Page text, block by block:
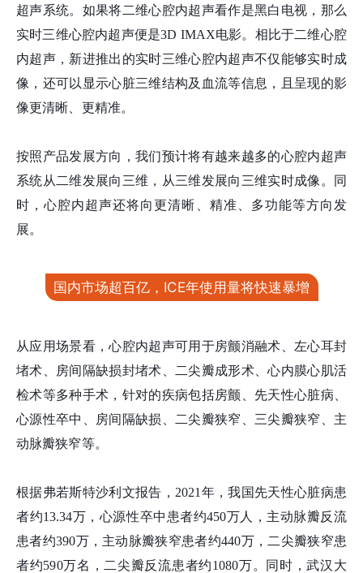
超声系统。如果将二维心腔内超声看作是黑白电视，那么
实时三维心腔内超声便是3D IMAX电影。相比于二维心腔
内超声，新进推出的实时三维心腔内超声不仅能够实时成
像，还可以显示心脏三维结构及血流等信息，且呈现的影
像更清晰、更精准。
按照产品发展方向，我们预计将有越来越多的心腔内超声
系统从二维发展向三维，从三维发展向三维实时成像。同
时，心腔内超声还将向更清晰、精准、多功能等方向发
展。
国内市场超百亿，ICE年使用量将快速暴增
从应用场景看，心腔内超声可用于房颤消融术、左心耳封
堵术、房间隔缺损封堵术、二尖瓣成形术、心内膜心肌活
检术等多种手术，针对的疾病包括房颤、先天性心脏病、
心源性卒中、房间隔缺损、二尖瓣狭窄、三尖瓣狭窄、主
动脉瓣狭窄等。
根据弗若斯特沙利文报告，2021年，我国先天性心脏病患
者约13.34万，心源性卒中患者约450万人，主动脉瓣反流
患者约390万，主动脉瓣狭窄患者约440万，二尖瓣狭窄患
者约590万名，二尖瓣反流患者约1080万。同时，武汉大